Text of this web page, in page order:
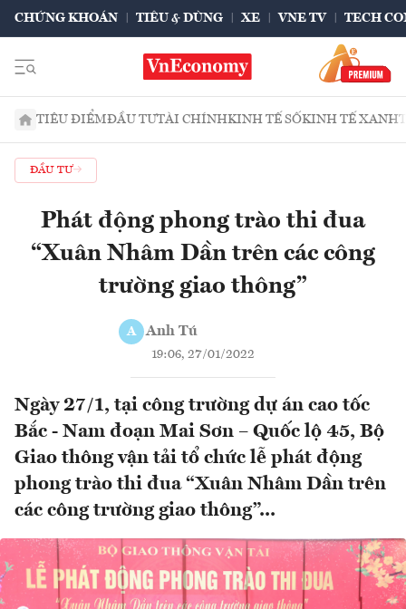
CHỨNG KHOÁN TIÊU & DÙNG XE VNE TV TECH
TIÊU ĐIỂMĐẦU TƯTÀI CHÍNHKINH TẾ SỐKINH TẾ XANH
ĐẦU TƯ
Phát động phong trào thi đua
“Xuân Nhâm Dần trên các công
trường giao thông”
A Anh Tú
19:06, 27/01/2022
Ngày 27/1, tại công trường dự án cao tốc
Bắc - Nam đoạn Mai Sơn – Quốc lộ 45, Bộ
Giao thông vận tải tổ chức lễ phát động
phong trào thi đua “Xuân Nhâm Dần trên
các công trường giao thông”...